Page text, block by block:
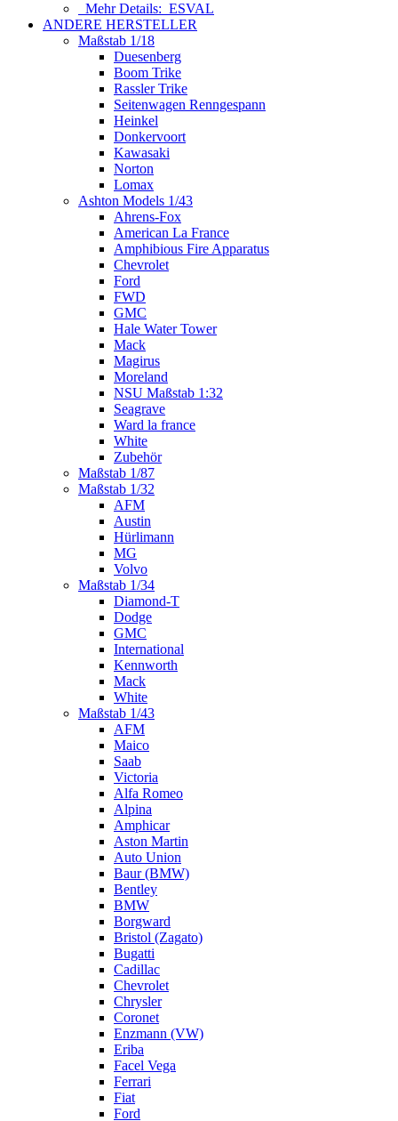
Mehr Details: ESVAL
ANDERE HERSTELLER
Maßstab 1/18
Duesenberg
Boom Trike
Rassler Trike
Seitenwagen Renngespann
Heinkel
Donkervoort
Kawasaki
Norton
Lomax
Ashton Models 1/43
Ahrens-Fox
American La France
Amphibious Fire Apparatus
Chevrolet
Ford
FWD
GMC
Hale Water Tower
Mack
Magirus
Moreland
NSU Maßstab 1:32
Seagrave
Ward la france
White
Zubehör
Maßstab 1/87
Maßstab 1/32
AFM
Austin
Hürlimann
MG
Volvo
Maßstab 1/34
Diamond-T
Dodge
GMC
International
Kennworth
Mack
White
Maßstab 1/43
AFM
Maico
Saab
Victoria
Alfa Romeo
Alpina
Amphicar
Aston Martin
Auto Union
Baur (BMW)
Bentley
BMW
Borgward
Bristol (Zagato)
Bugatti
Cadillac
Chevrolet
Chrysler
Coronet
Enzmann (VW)
Eriba
Facel Vega
Ferrari
Fiat
Ford